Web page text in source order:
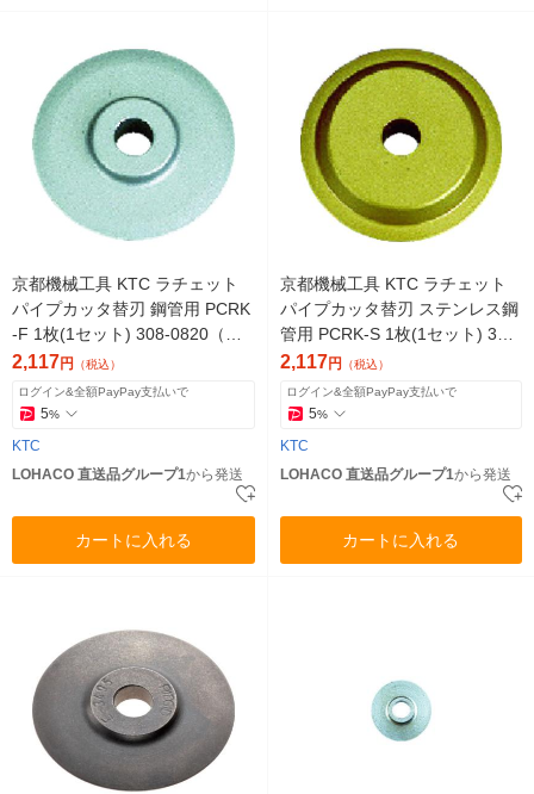
京都機械工具 KTC ラチェット
パイプカッタ替刃 鋼管用 PCRK
-F 1枚(1セット) 308-0820（直
送品）
2,117円 （税込）
ログイン&全額PayPay支払いで
5%
KTC
LOHACO 直送品グループ1から発送
カートに入れる
京都機械工具 KTC ラチェット
パイプカッタ替刃 ステンレス鋼
管用 PCRK-S 1枚(1セット) 308-
0838（直送品）
2,117円 （税込）
ログイン&全額PayPay支払いで
5%
KTC
LOHACO 直送品グループ1から発送
カートに入れる